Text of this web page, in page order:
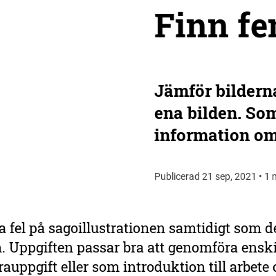
Finn
Jämför
ena bilden.
information
Publicerad 21 sep, 2021 • 1
fel på sagoillustrationen samtidigt som
Uppgiften passar bra att genomföra
eller som introduktion till arbete